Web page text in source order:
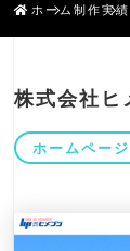
ホーム制作実績
株式会社ヒ
ホームペー